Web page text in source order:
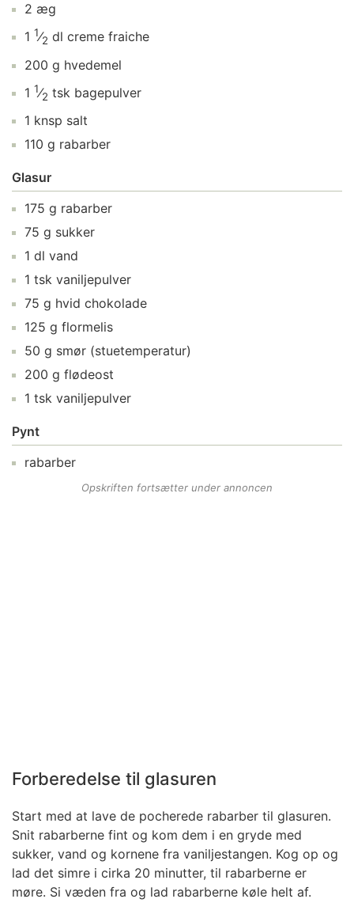
2 æg
1 1⁄2 dl creme fraiche
200 g hvedemel
1 1⁄2 tsk bagepulver
1 knsp salt
110 g rabarber
Glasur
175 g rabarber
75 g sukker
1 dl vand
1 tsk vaniljepulver
75 g hvid chokolade
125 g flormelis
50 g smør (stuetemperatur)
200 g flødeost
1 tsk vaniljepulver
Pynt
rabarber
Opskriften fortsætter under annoncen
Forberedelse til glasuren
Start med at lave de pocherede rabarber til glasuren.
Snit rabarberne fint og kom dem i en gryde med
sukker, vand og kornene fra vaniljestangen. Kog op og
lad det simre i cirka 20 minutter, til rabarberne er
møre. Si væden fra og lad rabarberne køle helt af.